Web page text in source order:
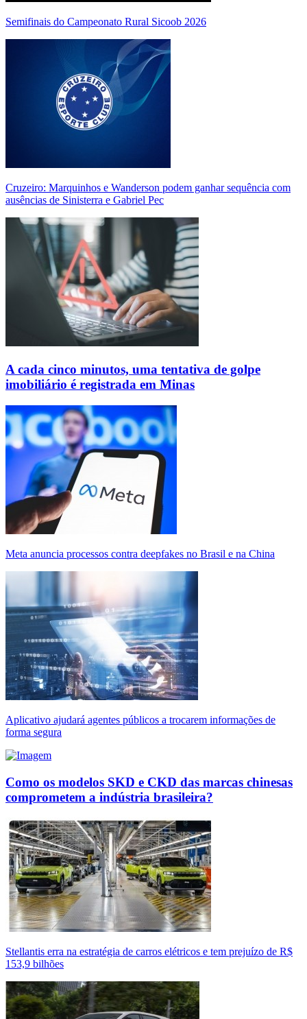
Semifinais do Campeonato Rural Sicoob 2026
Cruzeiro: Marquinhos e Wanderson podem ganhar sequência com
ausências de Sinisterra e Gabriel Pec
A cada cinco minutos, uma tentativa de golpe
imobiliário é registrada em Minas
Meta anuncia processos contra deepfakes no Brasil e na China
Aplicativo ajudará agentes públicos a trocarem informações de
forma segura
Como os modelos SKD e CKD das marcas chinesas
comprometem a indústria brasileira?
Stellantis erra na estratégia de carros elétricos e tem prejuízo de R$
153,9 bilhões